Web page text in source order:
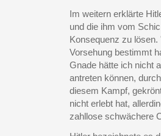
Im weitern erklärte
und die ihm vom
Konsequenz zu
Vorsehung bestimmt
Gnade hätte ich nicht
antreten können,
diesem Kampf,
nicht erlebt hat,
zahllose schwächere